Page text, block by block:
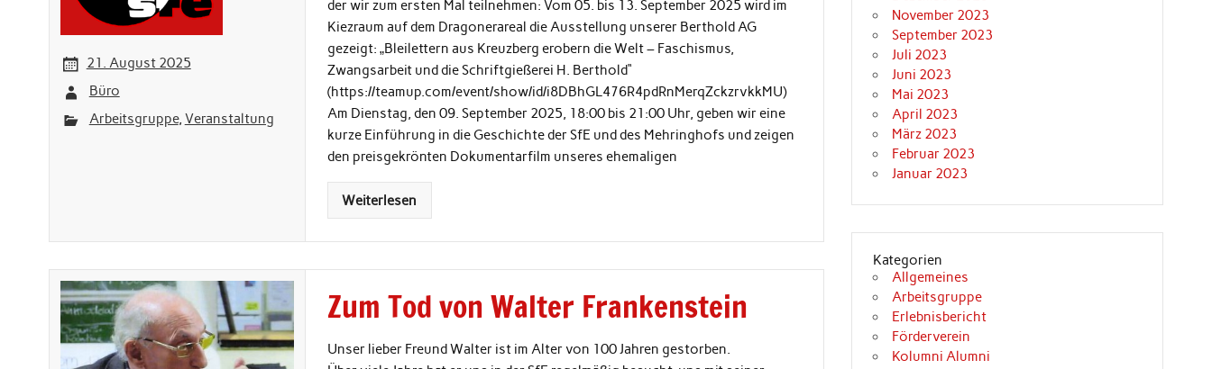
21. August 2025
Büro
Arbeitsgruppe, Veranstaltung
der wir zum ersten Mal teilnehmen: Vom 05. bis 13. September 2025 wird im
Kiezraum auf dem Dragonerareal die Ausstellung unserer Berthold AG
gezeigt: „Bleilettern aus Kreuzberg erobern die Welt – Faschismus,
Zwangsarbeit und die Schriftgießerei H. Berthold“
(https://teamup.com/event/show/id/i8DBhGL476R4pdRnMerqZckzrvkkMU)
Am Dienstag, den 09. September 2025, 18:00 bis 21:00 Uhr, geben wir eine
kurze Einführung in die Geschichte der SfE und des Mehringhofs und zeigen
den preisgekrönten Dokumentarfilm unseres ehemaligen
Weiterlesen
Zum Tod von Walter Frankenstein
Unser lieber Freund Walter ist im Alter von 100 Jahren gestorben.
November 2023
September 2023
Juli 2023
Juni 2023
Mai 2023
April 2023
März 2023
Februar 2023
Januar 2023
Kategorien
Allgemeines
Arbeitsgruppe
Erlebnisbericht
Förderverein
Kolumni Alumni